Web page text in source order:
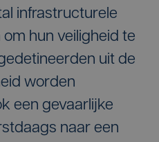
infrastructurele
hun veiligheid te
uit de
worden
een gevaarlijke
naar een